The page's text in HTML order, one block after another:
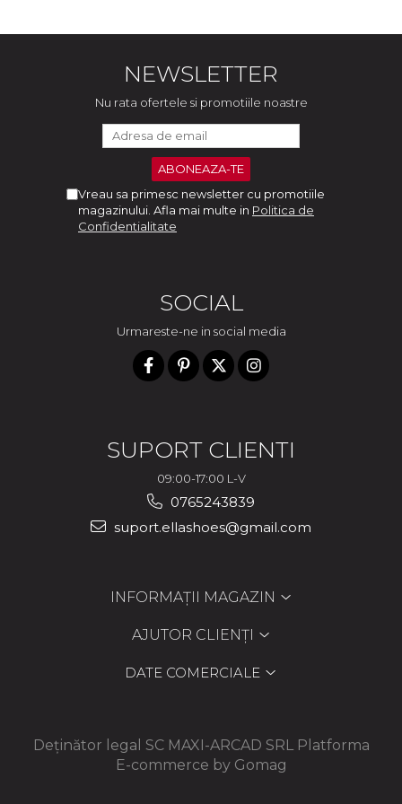
NEWSLETTER
Nu rata ofertele si promotiile noastre
Vreau sa primesc newsletter cu promotiile
magazinului. Afla mai multe in Politica de
Confidentialitate
SOCIAL
Urmareste-ne in social media
SUPORT CLIENTI
09:00-17:00 L-V
0765243839
suport.ellashoes@gmail.com
INFORMAȚII MAGAZIN
AJUTOR CLIENȚI
DATE COMERCIALE
Deținător legal SC MAXI-ARCAD SRL Platforma
E-commerce by Gomag